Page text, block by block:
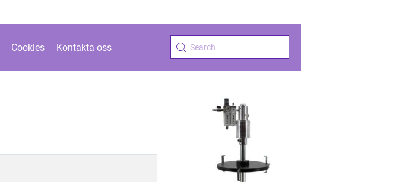
Cookies Kontakta oss